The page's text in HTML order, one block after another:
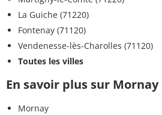
La Guiche (71220)
Fontenay (71120)
Vendenesse-lès-Charolles (71120)
Toutes les villes
En savoir plus sur Mornay
Mornay